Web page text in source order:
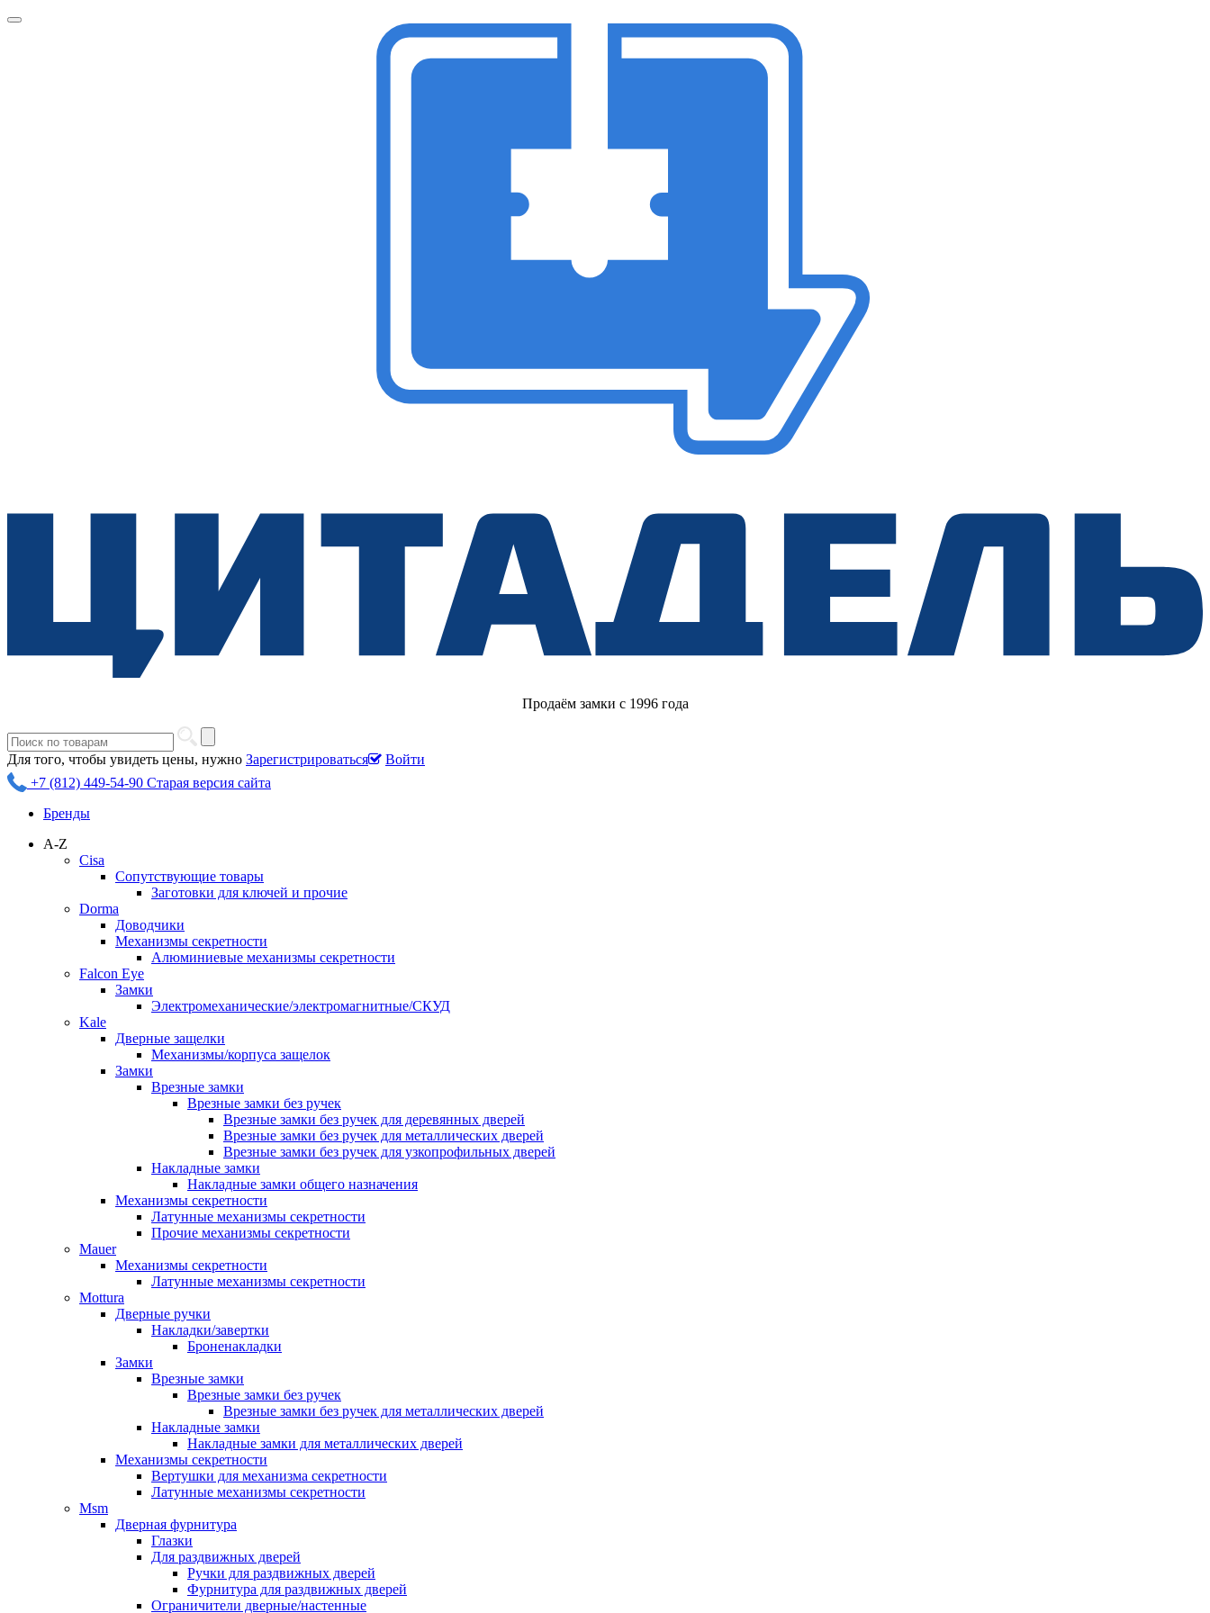
Продаём замки с 1996 года
Для того, чтобы увидеть цены, нужно Зарегистрироваться
Войти
+7 (812) 449-54-90 Старая версия сайта
Бренды
A-Z
Cisa
Сопутствующие товары
Заготовки для ключей и прочие
Dorma
Доводчики
Механизмы секретности
Алюминиевые механизмы секретности
Falcon Eye
Замки
Электромеханические/электромагнитные/СКУД
Kale
Дверные защелки
Механизмы/корпуса защелок
Замки
Врезные замки
Врезные замки без ручек
Врезные замки без ручек для деревянных дверей
Врезные замки без ручек для металлических дверей
Врезные замки без ручек для узкопрофильных дверей
Накладные замки
Накладные замки общего назначения
Механизмы секретности
Латунные механизмы секретности
Прочие механизмы секретности
Mauer
Механизмы секретности
Латунные механизмы секретности
Mottura
Дверные ручки
Накладки/завертки
Броненакладки
Замки
Врезные замки
Врезные замки без ручек
Врезные замки без ручек для металлических дверей
Накладные замки
Накладные замки для металлических дверей
Механизмы секретности
Вертушки для механизма секретности
Латунные механизмы секретности
Msm
Дверная фурнитура
Глазки
Для раздвижных дверей
Ручки для раздвижных дверей
Фурнитура для раздвижных дверей
Ограничители дверные/настенные